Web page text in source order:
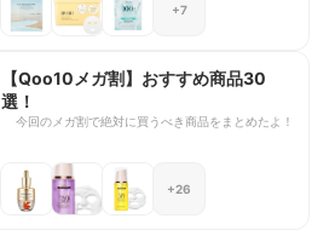
+7
【Qoo10メガ割】おすすめ商品30
選！
今回のメガ割で絶対に買うべき商品をまとめたよ！
+26